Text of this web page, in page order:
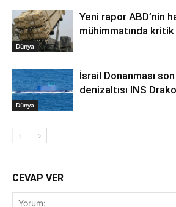
Dünya
Yeni rapor ABD’nin
mühimmatında
Dünya
İsrail Donanması
denizaltısı INS
CEVAP VER